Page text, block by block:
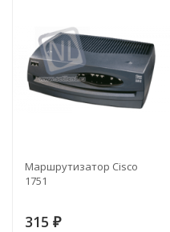
Маршрутизатор Cisco
1751
315 ₽